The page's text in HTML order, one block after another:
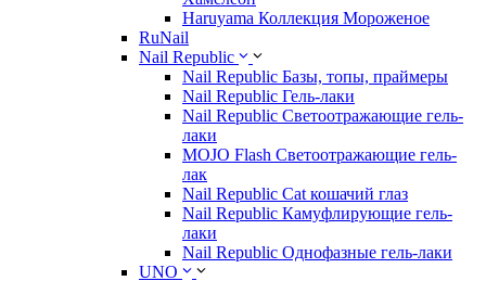
Haruyama Коллекция Мороженое
RuNail
Nail Republic
Nail Republic Базы, топы, праймеры
Nail Republic Гель-лаки
Nail Republic Светоотражающие гель-
лаки
MOJO Flash Светоотражающие гель-
лак
Nail Republic Cat кошачий глаз
Nail Republic Камуфлирующие гель-
лаки
Nail Republic Однофазные гель-лаки
UNO